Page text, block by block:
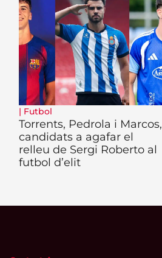
| Futbol
Torrents, Pedrola i Marcos,
candidats a agafar el
relleu de Sergi Roberto al
futbol d’elit